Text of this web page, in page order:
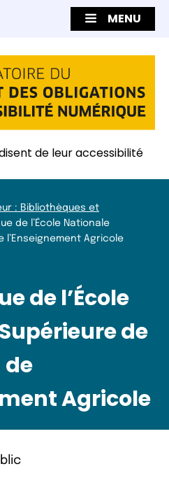
MENU
de leur accessibilité
: Bibliothèques et
de l’École Nationale
l’Enseignement Agricole
de l’École
de
Agricole